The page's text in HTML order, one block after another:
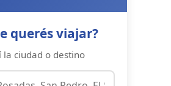
querés viajar?
la ciudad o destino